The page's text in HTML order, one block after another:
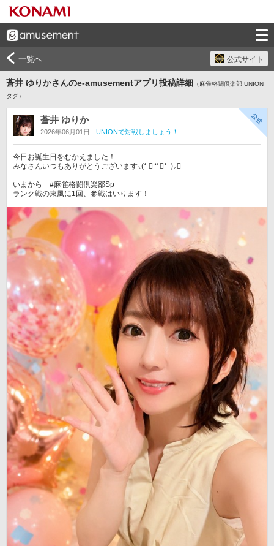
一覧へ 公式サイト
蒼井 ゆりかさんのe-amusementアプリ投稿詳細 （麻雀格闘倶楽部 UNION
タグ）
蒼井 ゆりか
2026年06月01日 UNIONで対戦しましょう！
今日お誕生日をむかえました！
みなさんいつもありがとうございます⸜(* ॑꒳ ॑*  )⸝󾬌︎
いまから　#麻雀格闘倶楽部Sp